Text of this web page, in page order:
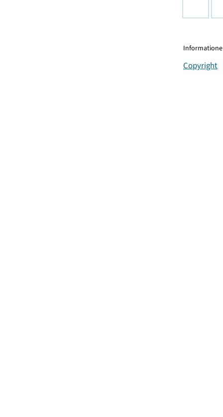
Copyright